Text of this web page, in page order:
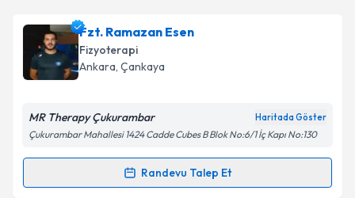
Fzt. Ramazan Esen
Fizyoterapi
Ankara, Çankaya
MR Therapy Çukurambar Haritada Göster
Çukurambar Mahallesi 1424 Cadde Cubes B Blok No:6/1 İç Kapı No:130
Randevu Talep Et
Randevu Takvimi Talebi